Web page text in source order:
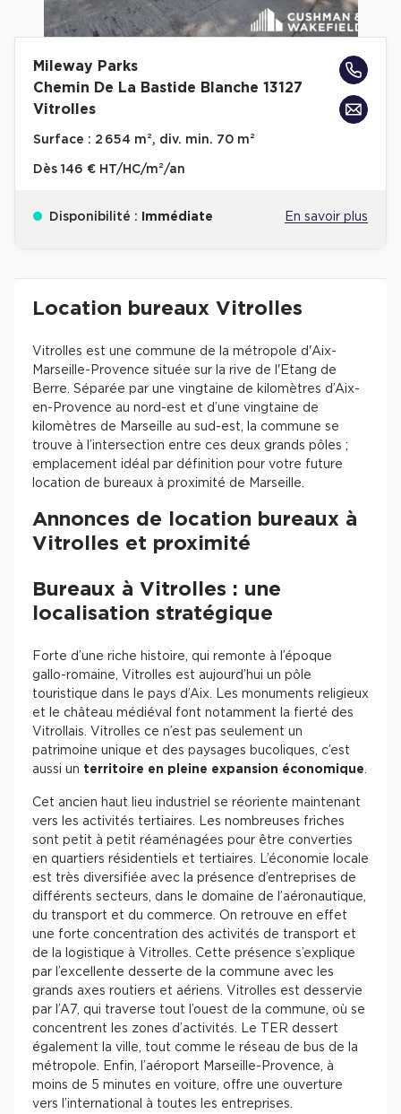
Entrepôts et Locaux d'activités - Programmes neufs
Location de plateformes Logistique
Location de plateformes Logistique à Marseille
Achat de plateformes Logistique
Achat de plateformes Logistique en Bretagne
Achat de plateformes Logistique à Marseille
Achat de plateformes Logistique à Dijon
Logistique urbaine
Entrepôts logistique classe A
Location de Commerces
Location de Commerces à Paris
Location de Commerces à Bordeaux
Location de Commerces à Toulouse
Achat de Commerces
Achat de Commerces à Nîmes
Achat de Commerces à Toulouse
Achat de Commerces à Marseille
Bureaux privés
Bureaux privés à Paris
Mileway Parks
Chemin De La Bastide Blanche 13127
Vitrolles
Surface : 2 654 m², div. min. 70 m²
Dès 146 € HT/HC/m²/an
Disponibilité : Immédiate En savoir plus
Revenir à l'accueil -
Location bureaux Vitrolles
Vitrolles est une commune de la métropole d'Aix-
Marseille-Provence située sur la rive de l'Etang de
Berre. Séparée par une vingtaine de kilomètres d’Aix-
en-Provence au nord-est et d’une vingtaine de
kilomètres de Marseille au sud-est, la commune se
trouve à l’intersection entre ces deux grands pôles ;
emplacement idéal par définition pour votre future
location de bureaux à proximité de Marseille.
Annonces de location bureaux à
Vitrolles et proximité
Bureaux à Vitrolles : une
localisation stratégique
Forte d’une riche histoire, qui remonte à l’époque
gallo-romaine, Vitrolles est aujourd’hui un pôle
touristique dans le pays d’Aix. Les monuments religieux
et le château médiéval font notamment la fierté des
Vitrollais. Vitrolles ce n’est pas seulement un
patrimoine unique et des paysages bucoliques, c’est
aussi un territoire en pleine expansion économique.
Cet ancien haut lieu industriel se réoriente maintenant
vers les activités tertiaires. Les nombreuses friches
sont petit à petit réaménagées pour être converties
en quartiers résidentiels et tertiaires. L’économie locale
est très diversifiée avec la présence d’entreprises de
différents secteurs, dans le domaine de l’aéronautique,
du transport et du commerce. On retrouve en effet
une forte concentration des activités de transport et
de la logistique à Vitrolles. Cette présence s’explique
par l’excellente desserte de la commune avec les
grands axes routiers et aériens. Vitrolles est desservie
par l’A7, qui traverse tout l’ouest de la commune, où se
concentrent les zones d’activités. Le TER dessert
également la ville, tout comme le réseau de bus de la
métropole. Enfin, l’aéroport Marseille-Provence, à
moins de 5 minutes en voiture, offre une ouverture
vers l’international à toutes les entreprises.